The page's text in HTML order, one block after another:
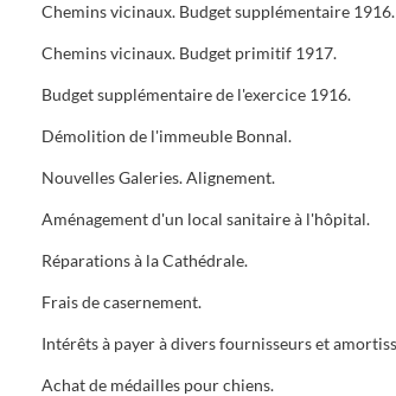
Chemins vicinaux. Budget supplémentaire 1916.
Chemins vicinaux. Budget primitif 1917.
Budget supplémentaire de l'exercice 1916.
Démolition de l'immeuble Bonnal.
Nouvelles Galeries. Alignement.
Aménagement d'un local sanitaire à l'hôpital.
Réparations à la Cathédrale.
Frais de casernement.
Achat de médailles pour chiens.